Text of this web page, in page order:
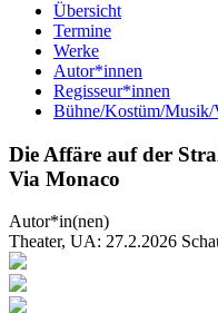
Übersicht
Termine
Werke
Autor*innen
Regisseur*innen
Bühne/Kostüm/Musik/
Die Affäre auf der
Via Monaco
Autor*in(nen)
Theater, UA: 27.2.2026